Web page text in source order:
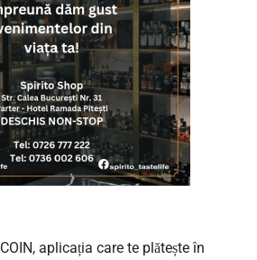
COIN, aplicația care te plătește în